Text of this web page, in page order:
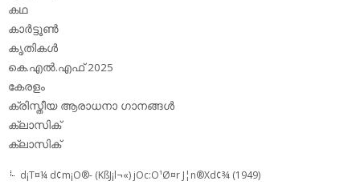
കഥ
കാര്‍ട്ടൂണ്‍
കൃതികള്‍
കെ.എല്‍.എഫ് 2025
കേരളം
ക്രിസ്തീയ ആരാധനാ ഗാനങ്ങള്‍
ക്ലാസിക്‌
ക്ലാസിക്
d¡T¤¼ d¢m¡O®- (KßJ¡l¬«) jOc:O¹Ø¤r J¦n®Xd¢¾ (1949)